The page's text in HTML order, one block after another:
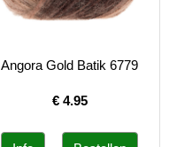
Angora Gold Batik 6779
€ 4.95